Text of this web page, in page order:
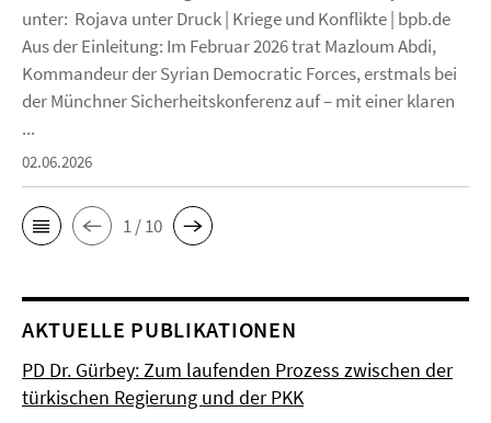
unter: Rojava unter Druck | Kriege und Konflikte | bpb.de
Aus der Einleitung: Im Februar 2026 trat Mazloum Abdi,
Kommandeur der Syrian Democratic Forces, erstmals bei
der Münchner Sicherheitskonferenz auf – mit einer klaren
...
02.06.2026
1 / 10
AKTUELLE PUBLIKATIONEN
PD Dr. Gürbey: Zum laufenden Prozess zwischen der
türkischen Regierung und der PKK